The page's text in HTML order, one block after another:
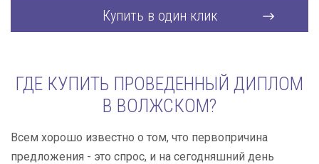
Купить в один клик
ГДЕ КУПИТЬ ПРОВЕДЕННЫЙ ДИПЛОМ
В ВОЛЖСКОМ?
Всем хорошо известно о том, что первопричина
предложения - это спрос, и на сегодняшний день